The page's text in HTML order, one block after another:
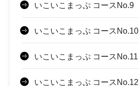
いこいこまっぷ コースNo.9
いこいこまっぷ コースNo.10
いこいこまっぷ コースNo.11
いこいこまっぷ コースNo.12